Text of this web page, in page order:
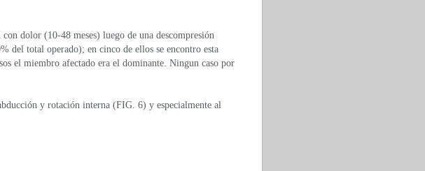
dolor (10-48 meses) luego de una descompresión
del total operado); en cinco de ellos se encontro esta
el miembro afectado era el dominante. Ningun caso por
y rotación interna (FIG. 6) y especialmente al